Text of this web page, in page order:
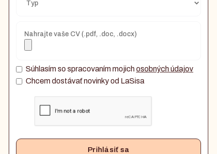
Nahrajte vaše CV (.pdf, .doc, .docx)
Súhlasím so spracovaním mojichosobných údajov
Chcem dostávať novinky od LaSisa